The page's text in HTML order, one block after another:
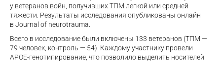
у ветеранов войн, получивших ТПМ легкой или средней
тяжести. Результаты исследования опубликованы онлайн
в Journal of neurotrauma.
Всего в исследование были включены 133 ветеранов (ТПМ —
79 человек, контроль — 54). Каждому участнику провели
APOE-генотипирование, что позволило выделить носителей